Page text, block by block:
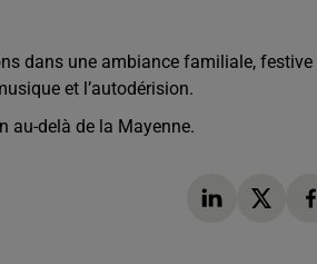
dans une ambiance familiale, festive
et l’autodérision.
au-delà de la Mayenne.